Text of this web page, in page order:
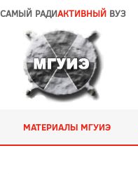
САМЫЙ РАДИАКТИВНЫЙ ВУЗ
МАТЕРИАЛЫ МГУИЭ